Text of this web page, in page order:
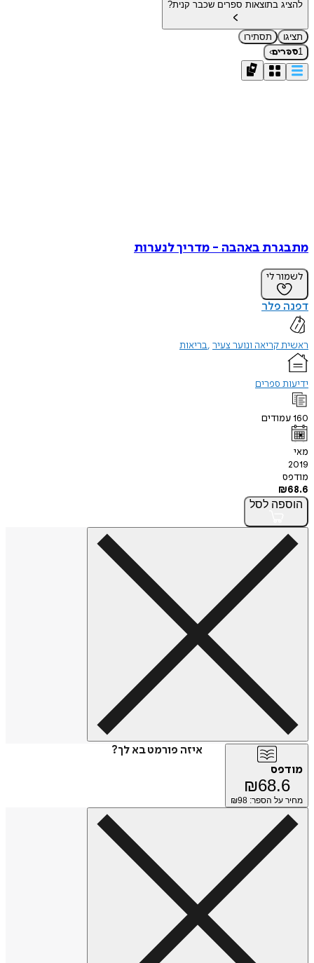
להציג בתוצאות ספרים שכבר קנית?
תציגו
תסתירו
1ספרים›
מתבגרת באהבה - מדריך לנערות
לשמור לי
דפנה פלר
ראשית קריאה ונוער צעיר בריאות
ידיעות ספרים
160עמודים
מאי
2019
מודפס
₪68.6
הוספה לסל
איזה פורמט בא לך?
מודפס
₪68.6
מחיר על הספר: ₪ 98